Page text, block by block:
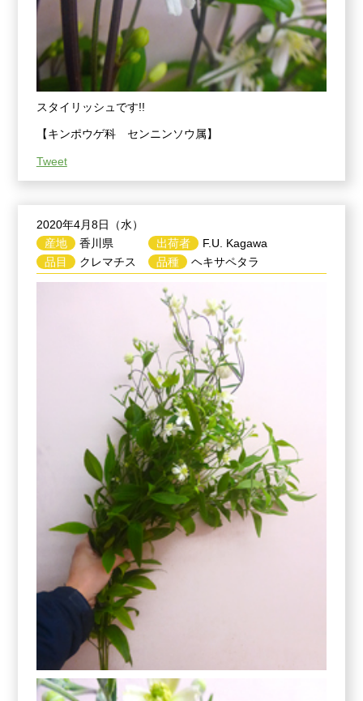
スタイリッシュです!!
【キンポウゲ科 センニンソウ属】
Tweet
2020年4月8日（水）
産地
香川県
品目
クレマチス
出荷者
F.U. Kagawa
品種
ヘキサペタラ